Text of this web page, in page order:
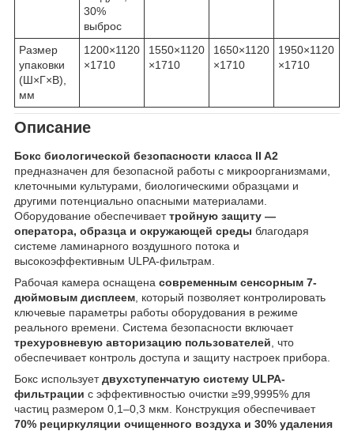
30%
выброс
Размер
упаковки
(Ш×Г×В),
мм
1200×1120
×1710
1550×1120
×1710
1650×1120
×1710
1950×1120
×1710
Описание
Бокс биологической безопасности класса II A2
предназначен для безопасной работы с микроорганизмами,
клеточными культурами, биологическими образцами и
другими потенциально опасными материалами.
Оборудование обеспечиваеттройную защиту —
оператора, образца и окружающей среды благодаря
системе ламинарного воздушного потока и
высокоэффективным ULPA-фильтрам.
Рабочая камера оснащена современным сенсорным 7-
дюймовым дисплеем , который позволяет контролировать
ключевые параметры работы оборудования в режиме
реального времени. Система безопасности включает
трехуровневую авторизацию пользователей , что
обеспечивает контроль доступа и защиту настроек прибора.
Бокс используетдвухступенчатую систему ULPA-
фильтрации с эффективностью очистки ≥99,9995% для
частиц размером 0,1–0,3 мкм. Конструкция обеспечивает
70% рециркуляции очищенного воздуха и 30% удаления